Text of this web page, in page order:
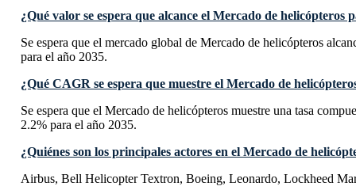
¿Qué valor se espera que alcance el Mercado de helicópteros
Se espera que el mercado global de Mercado de helicópteros
para el año 2035.
¿Qué CAGR se espera que muestre el Mercado de
Se espera que el Mercado de helicópteros muestre una tasa
2.2% para el año 2035.
¿Quiénes son los principales actores en el Mercado de
Airbus, Bell Helicopter Textron, Boeing, Leonardo, Lockheed